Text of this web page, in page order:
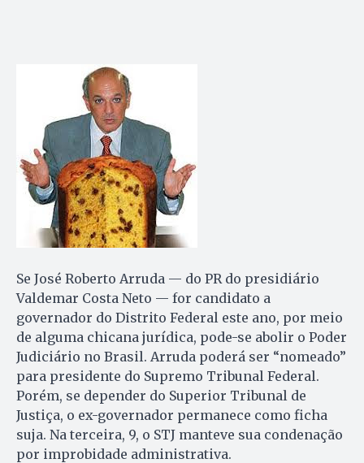
Se José Roberto Arruda — do PR do presidiário
Valdemar Costa Neto — for candidato a
governador do Distrito Federal este ano, por meio
de alguma chicana jurídica, pode-se abolir o Poder
Judiciário no Brasil. Arruda poderá ser “nomeado”
para presidente do Supremo Tribunal Federal.
Porém, se depender do Superior Tribunal de
Justiça, o ex-governador permanece como ficha
suja. Na terceira, 9, o STJ manteve sua condenação
por improbidade administrativa.